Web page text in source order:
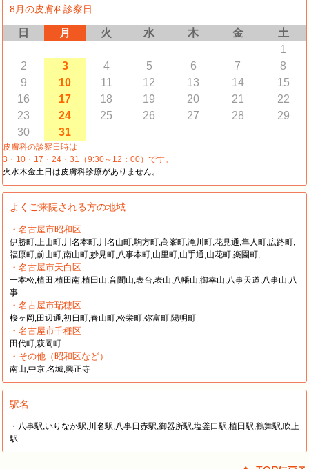
8月の皮膚科診察日
日 月 火 水 木 金
土
1
2
3 4 5 6 7
8
9
10 11 12 13 14
15
16
17 18 19 20 21
22
23
24 25 26 27 28
29
30
31
皮膚科の診察日時は
3・10・17・24・31（9:30～12：00）です。
火水木金土日は皮膚科診療がありません。
よくご来院される方の地域
・名古屋市昭和区
伊勝町,上山町,川名本町,川名山町,駒方町,高峯町,滝川町,花見通,隼人町,広路町,
福原町,前山町,南山町,妙見町,八事本町,山里町,山手通,山花町,楽園町,
・名古屋市天白区
一本松,植田,植田南,植田山,音聞山,表台,表山,八幡山,御幸山,八事天道,八事山,八
事
・名古屋市瑞穂区
桜ヶ岡,田辺通,初日町,春山町,松栄町,弥富町,陽明町
・名古屋市千種区
田代町,萩岡町
・その他（昭和区など）
南山,中京,名城,興正寺
駅名
・八事駅,いりなか駅,川名駅,八事日赤駅,御器所駅,塩釜口駅,植田駅,鶴舞駅,吹上
駅